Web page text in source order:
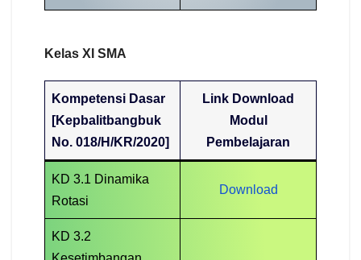
Kelas XI SMA
Kompetensi Dasar
[Kepbalitbangbuk
No. 018/H/KR/2020]
Link Download
Modul
Pembelajaran
KD 3.1 Dinamika
Rotasi
Download
KD 3.2